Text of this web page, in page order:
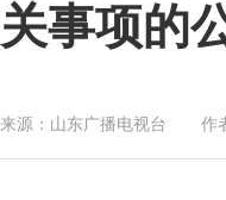
关事项的
来源： 山东广播电视台 作